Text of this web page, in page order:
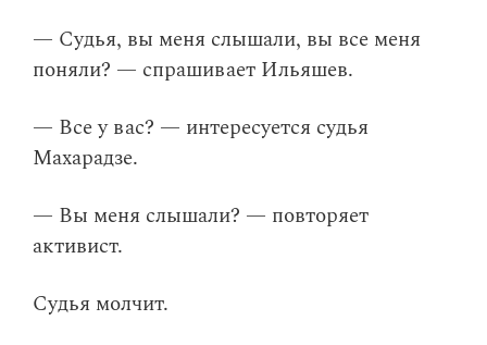
— Судья, вы меня слышали, вы все меня
поняли? — спрашивает Ильяшев.
— Все у вас? — интересуется судья
Махарадзе.
— Вы меня слышали? — повторяет
активист.
Судья молчит.